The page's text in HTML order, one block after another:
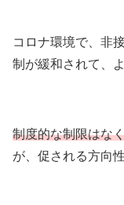
コロナ環境で、非
制が緩和されて、
制度的な制限はな
が、促される方向